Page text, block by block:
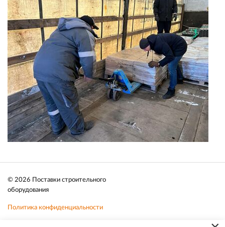
© 2026 Поставки строительного
оборудования
Политика конфиденциальности